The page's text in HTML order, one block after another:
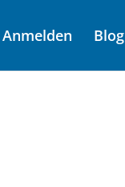
Anmelden Blog